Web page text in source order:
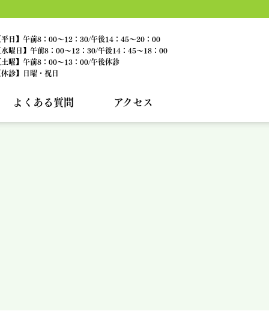
平日】午前8：00～12：30/午後14：45～20：00
水曜日】午前8：00～12：30/午後14：45～18：00
土曜】午前8：00～13：00/午後休診
休診】日曜・祝日
よくある質問 アクセス